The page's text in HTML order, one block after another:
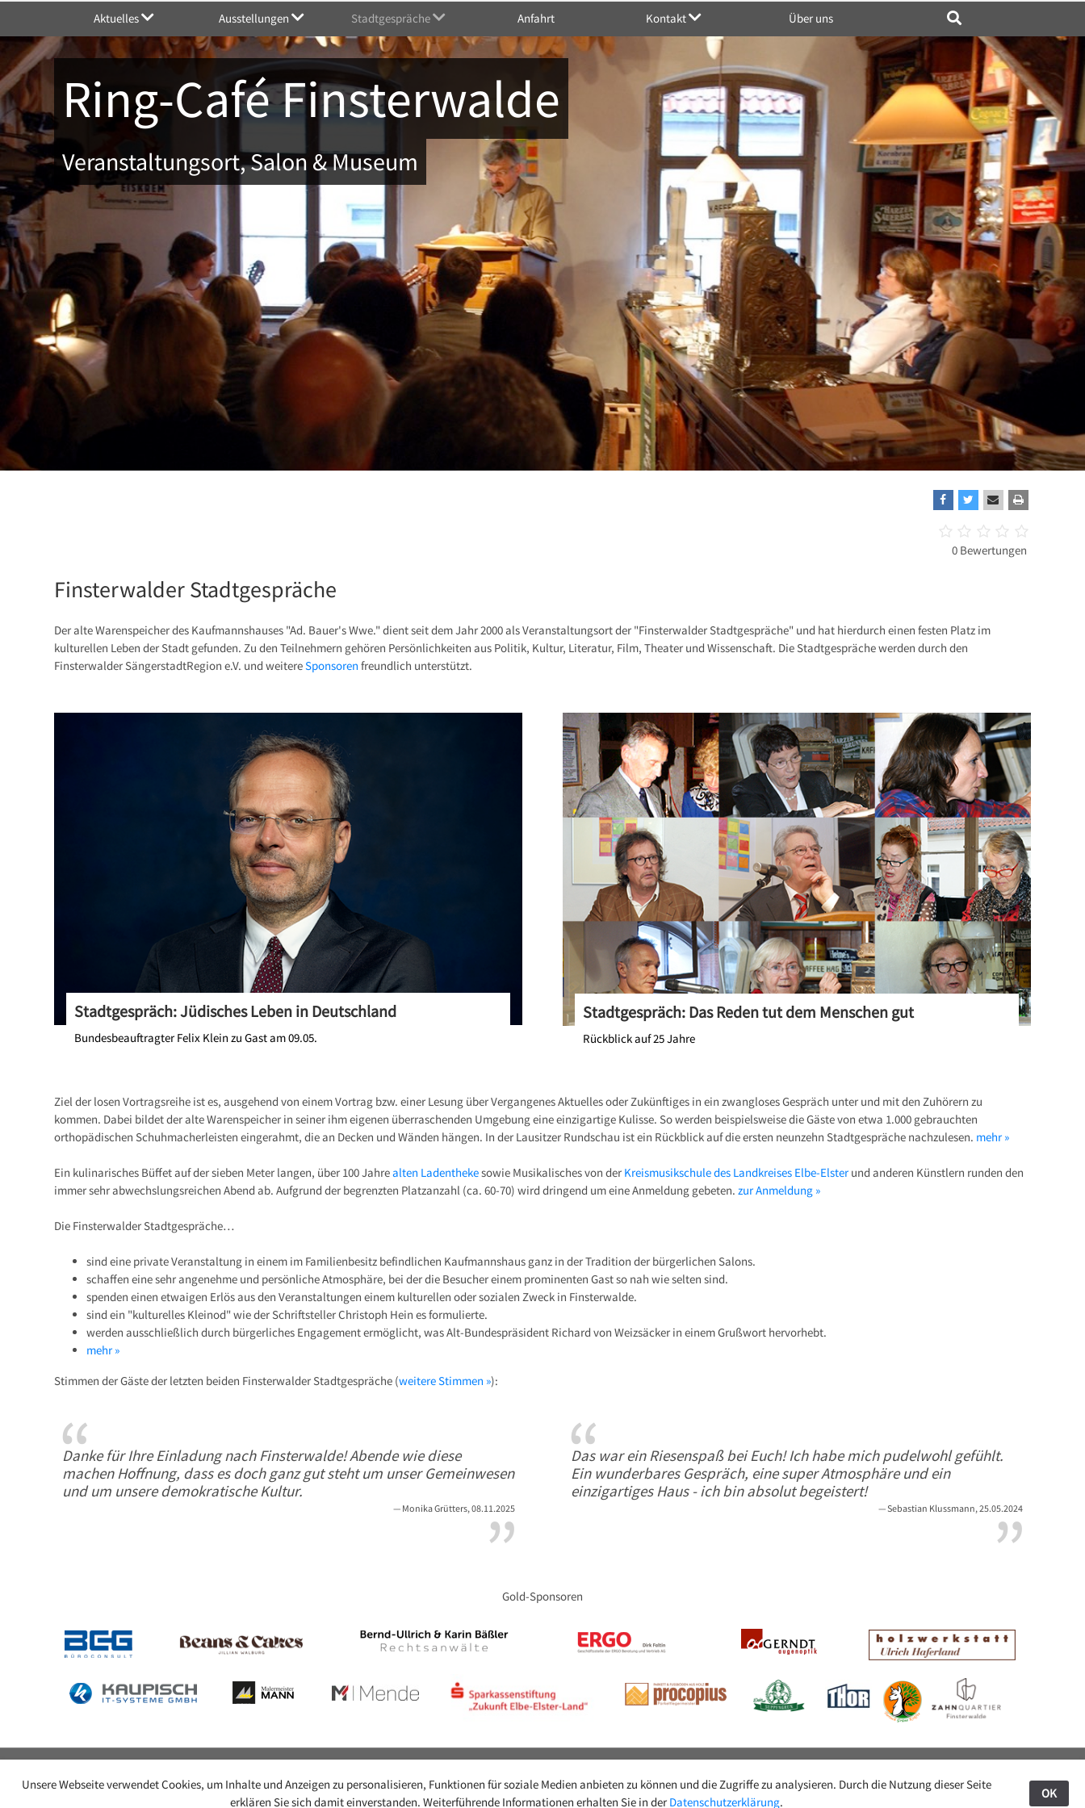
Aktuelles Ausstellungen Stadtgespräche Anfahrt Kontakt Über uns
Ring-Café Finsterwalde
Veranstaltungsort, Salon & Museum
0 Bewertungen
Finsterwalder Stadtgespräche
Der alte Warenspeicher des Kaufmannshauses "Ad. Bauer's Wwe." dient seit dem Jahr 2000 als Veranstaltungsort der "Finsterwalder Stadtgespräche" und hat hierdurch einen festen Platz im
kulturellen Leben der Stadt gefunden. Zu den Teilnehmern gehören Persönlichkeiten aus Politik, Kultur, Literatur, Film, Theater und Wissenschaft. Die Stadtgespräche werden durch den
Finsterwalder SängerstadtRegion e.V. und weitereSponsoren freundlich unterstützt.
Stadtgespräch: Jüdisches Leben in Deutschland
Bundesbeauftragter Felix Klein zu Gast am 09.05.
Stadtgespräch: Das Reden tut dem Menschen gut
Rückblick auf 25 Jahre
Ziel der losen Vortragsreihe ist es, ausgehend von einem Vortrag bzw. einer Lesung über Vergangenes Aktuelles oder Zukünftiges in ein zwangloses Gespräch unter und mit den Zuhörern zu
kommen. Dabei bildet der alte Warenspeicher in seiner ihm eigenen überraschenden Umgebung eine einzigartige Kulisse. So werden beispielsweise die Gäste von etwa 1.000 gebrauchten
orthopädischen Schuhmacherleisten eingerahmt, die an Decken und Wänden hängen. In der Lausitzer Rundschau ist ein Rückblick auf die ersten neunzehn Stadtgespräche nachzulesen. mehr »
Ein kulinarisches Büffet auf der sieben Meter langen, über 100 Jahrealten Ladenthekesowie Musikalisches von der Kreismusikschule des Landkreises Elbe-Elster und anderen Künstlern runden den
immer sehr abwechslungsreichen Abend ab. Aufgrund der begrenzten Platzanzahl (ca. 60-70) wird dringend um eine Anmeldung gebeten.zur Anmeldung »
Die Finsterwalder Stadtgespräche…
sind eine private Veranstaltung in einem im Familienbesitz befindlichen Kaufmannshaus ganz in der Tradition der bürgerlichen Salons.
schaffen eine sehr angenehme und persönliche Atmosphäre, bei der die Besucher einem prominenten Gast so nah wie selten sind.
spenden einen etwaigen Erlös aus den Veranstaltungen einem kulturellen oder sozialen Zweck in Finsterwalde.
sind ein "kulturelles Kleinod" wie der Schriftsteller Christoph Hein es formulierte.
werden ausschließlich durch bürgerliches Engagement ermöglicht, was Alt-Bundespräsident Richard von Weizsäcker in einem Grußwort hervorhebt.
mehr »
Stimmen der Gäste der letzten beiden Finsterwalder Stadtgespräche (weitere Stimmen »):
Danke für Ihre Einladung nach Finsterwalde! Abende wie diese
machen Hoffnung, dass es doch ganz gut steht um unser Gemeinwesen
und um unsere demokratische Kultur.
Monika Grütters, 08.11.2025
Das war ein Riesenspaß bei Euch! Ich habe mich pudelwohl gefühlt.
Ein wunderbares Gespräch, eine super Atmosphäre und ein
einzigartiges Haus - ich bin absolut begeistert!
Sebastian Klussmann, 25.05.2024
Gold-Sponsoren
29.03.26
© 2009-2026 Ring-Café FinsterwaldeKontakt
Unsere Webseite verwendet Cookies, um Inhalte und Anzeigen zu personalisieren, Funktionen für soziale Medien anbieten zu können und die Zugriffe zu analysieren. Durch die Nutzung dieser Seite
erklären Sie sich damit einverstanden. Weiterführende Informationen erhalten Sie in der Datenschutzerklärung.
OK